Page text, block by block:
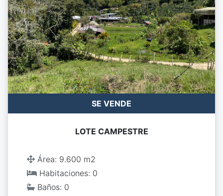
SE VENDE
LOTE CAMPESTRE
Área: 9.600 m2
Habitaciones: 0
Baños: 0